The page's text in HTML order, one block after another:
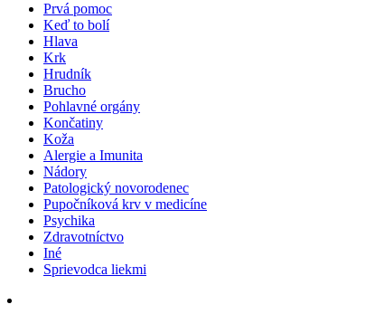
Prvá pomoc
Keď to bolí
Hlava
Krk
Hrudník
Brucho
Pohlavné orgány
Končatiny
Koža
Alergie a Imunita
Nádory
Patologický novorodenec
Pupočníková krv v medicíne
Psychika
Zdravotníctvo
Iné
Sprievodca liekmi